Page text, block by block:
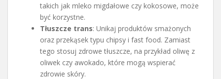
takich jak mleko migdałowe czy kokosowe, może
być korzystne.
Tłuszcze trans: Unikaj produktów smażonych
oraz przekąsek typu chipsy i fast food. Zamiast
tego stosuj zdrowe tłuszcze, na przykład oliwę z
oliwek czy awokado, które mogą wspierać
zdrowie skóry.